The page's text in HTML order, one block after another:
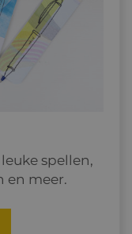
spellen,
en meer.